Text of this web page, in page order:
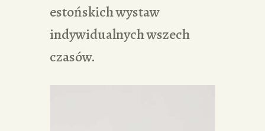
estońskich wystaw
indywidualnych wszech
czasów.